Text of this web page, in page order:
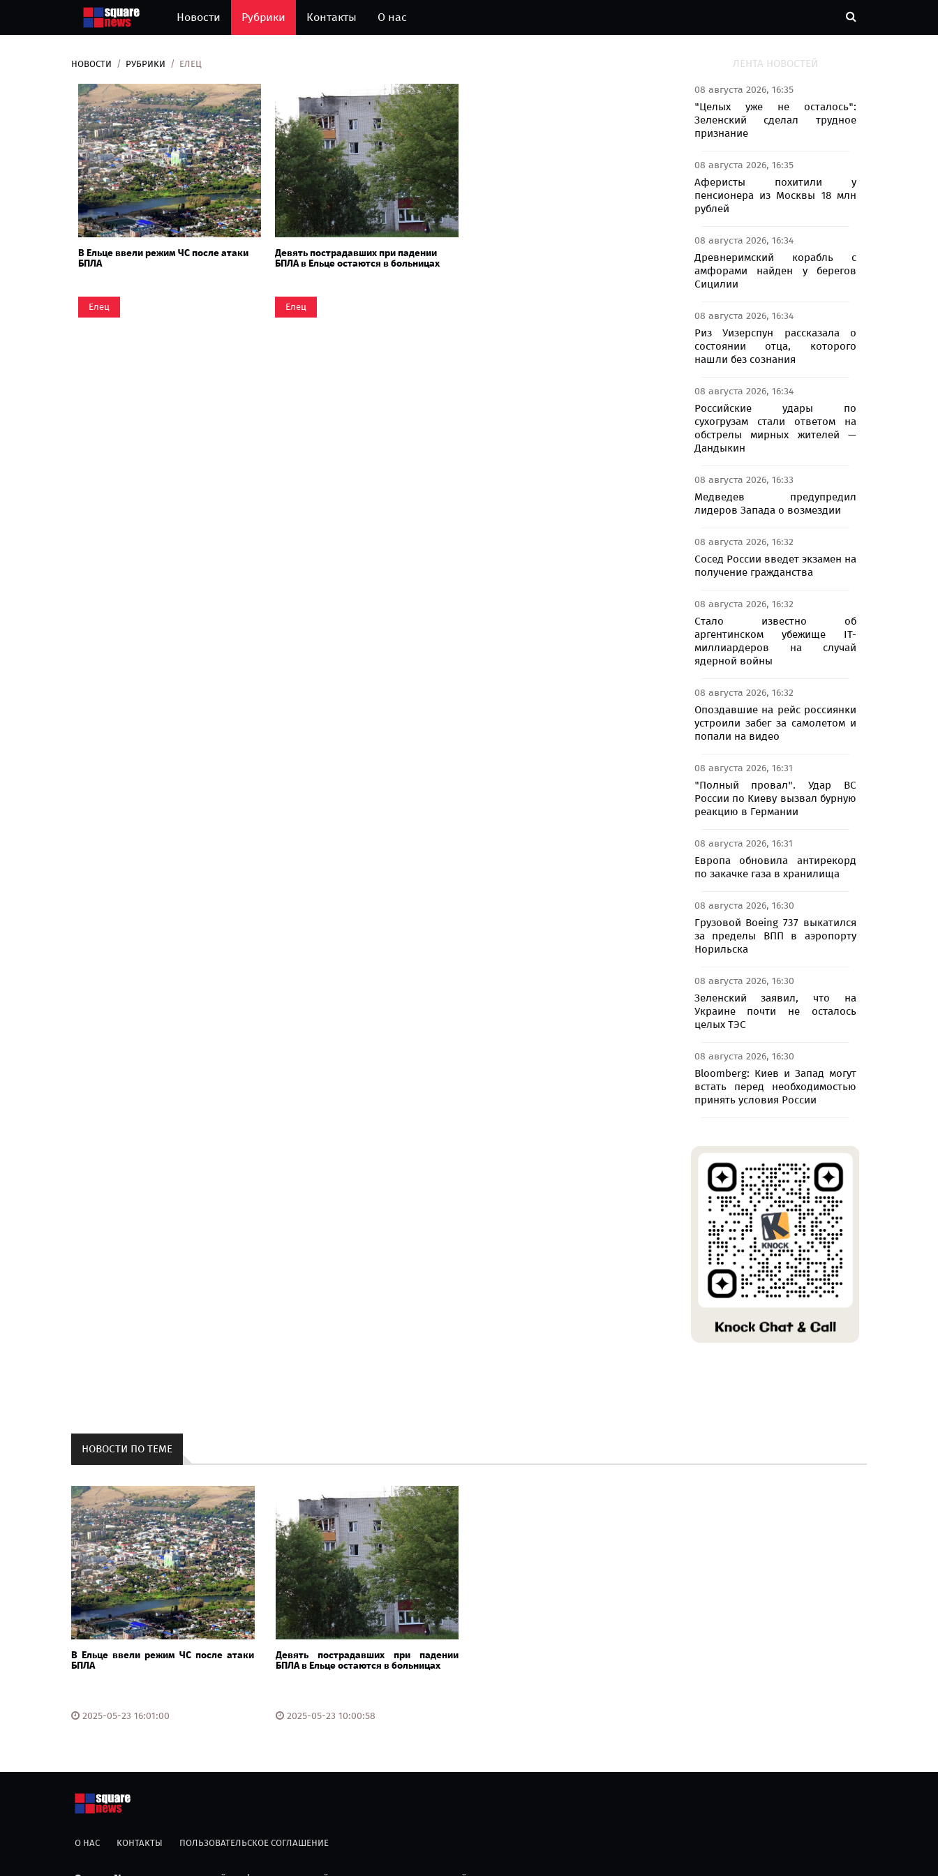
Новости Рубрики Контакты О нас
НОВОСТИ РУБРИКИ ЕЛЕЦ
В Ельце ввели режим ЧС после атаки
БПЛА
Елец
Девять пострадавших при падении
БПЛА в Ельце остаются в больницах
Елец
ЛЕНТА НОВОСТЕЙ
08 августа 2026, 16:35
"Целых уже не осталось":
Зеленский сделал трудное
признание
08 августа 2026, 16:35
Аферисты похитили у
пенсионера из Москвы 18 млн
рублей
08 августа 2026, 16:34
Древнеримский корабль с
амфорами найден у берегов
Сицилии
08 августа 2026, 16:34
Риз Уизерспун рассказала о
состоянии отца, которого
нашли без сознания
08 августа 2026, 16:34
Российские удары по
сухогрузам стали ответом на
обстрелы мирных жителей —
Дандыкин
08 августа 2026, 16:33
Медведев предупредил
лидеров Запада о возмездии
08 августа 2026, 16:32
Сосед России введет экзамен на
получение гражданства
08 августа 2026, 16:32
Стало известно об
аргентинском убежище IT-
миллиардеров на случай
ядерной войны
08 августа 2026, 16:32
Опоздавшие на рейс россиянки
устроили забег за самолетом и
попали на видео
08 августа 2026, 16:31
"Полный провал". Удар ВС
России по Киеву вызвал бурную
реакцию в Германии
08 августа 2026, 16:31
Европа обновила антирекорд
по закачке газа в хранилища
08 августа 2026, 16:30
Грузовой Boeing 737 выкатился
за пределы ВПП в аэропорту
Норильска
08 августа 2026, 16:30
Зеленский заявил, что на
Украине почти не осталось
целых ТЭС
08 августа 2026, 16:30
Bloomberg: Киев и Запад могут
встать перед необходимостью
принять условия России
НОВОСТИ ПО ТЕМЕ
В Ельце ввели режим ЧС после атаки
БПЛА
2025-05-23 16:01:00
Девять пострадавших при падении
БПЛА в Ельце остаются в больницах
2025-05-23 10:00:58
О НАС КОНТАКТЫ ПОЛЬЗОВАТЕЛЬСКОЕ СОГЛАШЕНИЕ